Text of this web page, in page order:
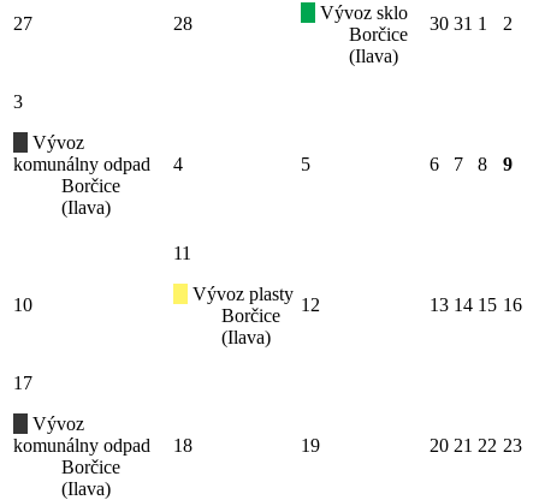
27 28
Vývoz sklo
Borčice
(Ilava)
30 31 1 2
3
Vývoz
komunálny odpad
Borčice
(Ilava)
4 5 6 7 8 9
10
11
Vývoz plasty
Borčice
(Ilava)
12 13 14 15 16
17
Vývoz
komunálny odpad
Borčice
(Ilava)
18 19 20 21 22 23